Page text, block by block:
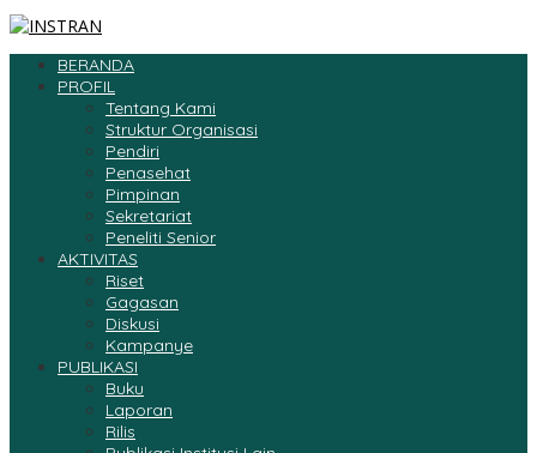
BERANDA
PROFIL
Tentang Kami
Struktur Organisasi
Pendiri
Penasehat
Pimpinan
Sekretariat
Peneliti Senior
AKTIVITAS
Riset
Gagasan
Diskusi
Kampanye
PUBLIKASI
Buku
Laporan
Rilis